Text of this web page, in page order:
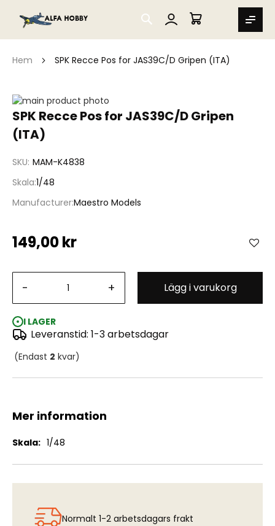
SEARCH
MIN VARUKORG
Hem SPK Recce Pos for JAS39C/D Gripen (ITA)
SPK Recce Pos for JAS39C/D Gripen
(ITA)
SKU MAM-K4838
Skala 1/48
ManufacturerMaestro Models
149,00 kr
- + Lägg i varukorg
I LAGER
Leveranstid: 1-3 arbetsdagar
(Endast 2 kvar)
Hoppa
till
slutet
av
SPK Recce Pos for JAS39C/D Gripen (ITA)
Hoppa
till
början
bildgalleriet
Mer information
Mer
1/48
Normalt 1-2 arbetsdagars frakt